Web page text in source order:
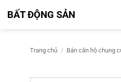
quaBẤT ĐỘNG SẢN
Trang chủ / Bán căn hộ chung